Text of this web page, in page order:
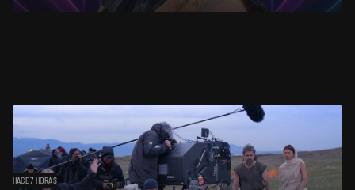
HACE 7 HORAS